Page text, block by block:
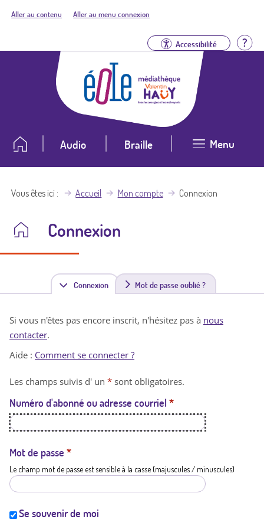
Aller au contenu Aller au menu connexion
Accessibilité
Audio Braille Menu
Vous êtes ici Accueil Mon compte Connexion
Connexion
Connexion(
n
t
a
t
i
Mot de passe oublié ?
Si vous n'êtes pas encore inscrit, n'hésitez pas à nous
contacter.
Aide : Comment se connecter ?
Les champs suivis d' un * sont obligatoires.
Numéro d'abonné ou adresse courriel *
Mot de passe *
Le champ mot de passe est sensible à la casse (majuscules / minuscules)
Se souvenir de moi